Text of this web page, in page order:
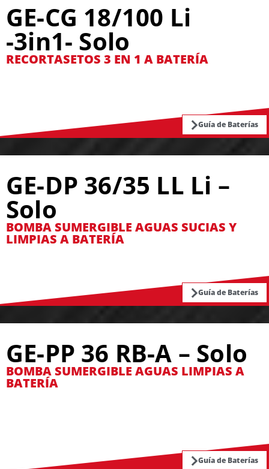
GE-CG 18/100 Li
-3in1- Solo
RECORTASETOS 3 EN 1 A BATERÍA
Guía de Baterías
GE-DP 36/35 LL Li –
Solo
BOMBA SUMERGIBLE AGUAS SUCIAS Y
LIMPIAS A BATERÍA
Guía de Baterías
GE-PP 36 RB-A – Solo
BOMBA SUMERGIBLE AGUAS LIMPIAS A
BATERÍA
Guía de Baterías